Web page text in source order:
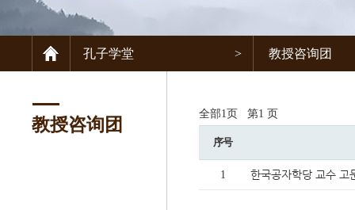
志愿者
孔子学堂 > 教授咨询团
教授咨询团
全部1页 第1 页
序号
1 한국공자학당 교수 고